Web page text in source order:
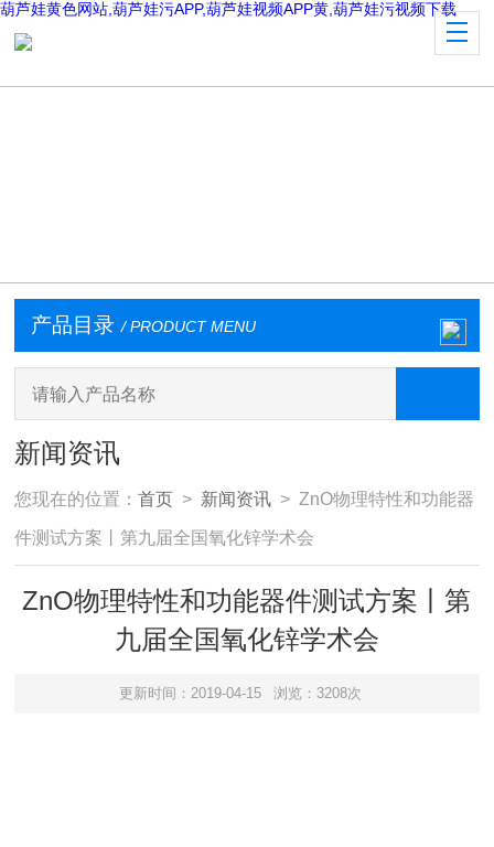
葫芦娃黄色网站,葫芦娃污APP,葫芦娃视频APP黄,葫芦娃污视频下载
产品目录 / PRODUCT MENU
新闻资讯
您现在的位置：首页 > 新闻资讯 > ZnO物理特性和功能器
件测试方案丨第九届全国氧化锌学术会
ZnO物理特性和功能器件测试方案丨第
九届全国氧化锌学术会
更新时间：2019-04-15 浏览：3208次